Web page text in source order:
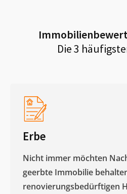
Die 3
Erbe
Nicht immer möchten
geerbte Immobilie
renovierungsbedürftigen